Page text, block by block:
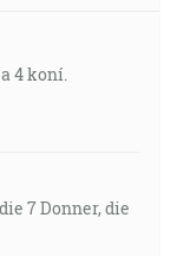
4 koní.
7 Donner, die